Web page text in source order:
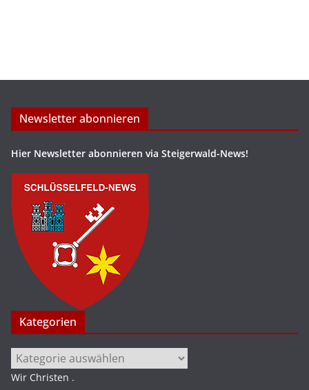
Newsletter abonnieren
Hier Newsletter abonnieren via Steigerwald-News!
Kategorien
Kategorien
Wir Christen .